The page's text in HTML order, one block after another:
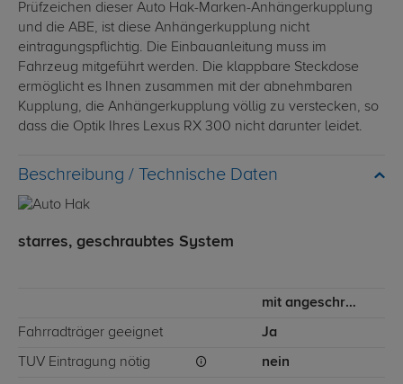
Prüfzeichen dieser Auto Hak-Marken-Anhängerkupplung
und die ABE, ist diese Anhängerkupplung nicht
eintragungspflichtig. Die Einbauanleitung muss im
Fahrzeug mitgeführt werden. Die klappbare Steckdose
ermöglicht es Ihnen zusammen mit der abnehmbaren
Kupplung, die Anhängerkupplung völlig zu verstecken, so
dass die Optik Ihres Lexus RX 300 nicht darunter leidet.
Technische Daten
starres, geschraubtes System
mit angeschraubtem Kugelkopf
Fahrradträger geeignet Ja
TÜV Eintragung nötig nein